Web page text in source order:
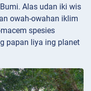
Alas udan iki wis
owah-owahan iklim
spesies
papan liya ing planet